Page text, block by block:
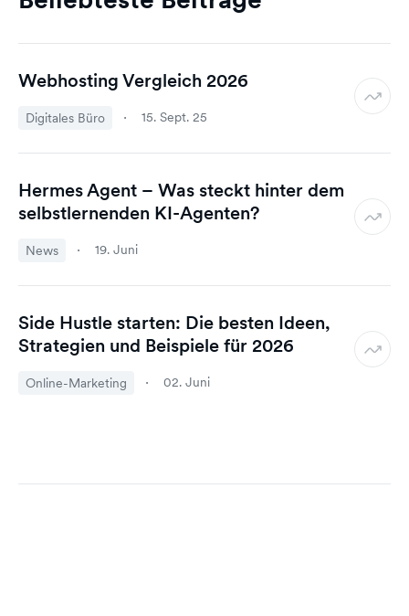
Webhosting Vergleich 2026
Digitales Büro 15. Sept. 25
Hermes Agent – Was steckt hinter dem
selbstlernenden KI-Agenten?
News 19. Juni
Side Hustle starten: Die besten Ideen,
Strategien und Beispiele für 2026
Online-Marketing 02. Juni